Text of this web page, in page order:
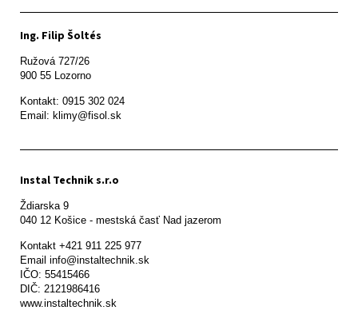
Ing. Filip Šoltés
Ružová 727/26
900 55 Lozorno
Kontakt: 0915 302 024
Email: klimy@fisol.sk
Instal Technik s.r.o
Ždiarska 9
Kontakt +421 911 225 977
Email info@instaltechnik.sk
IČO: 55415466
DIČ: 2121986416
www.instaltechnik.sk